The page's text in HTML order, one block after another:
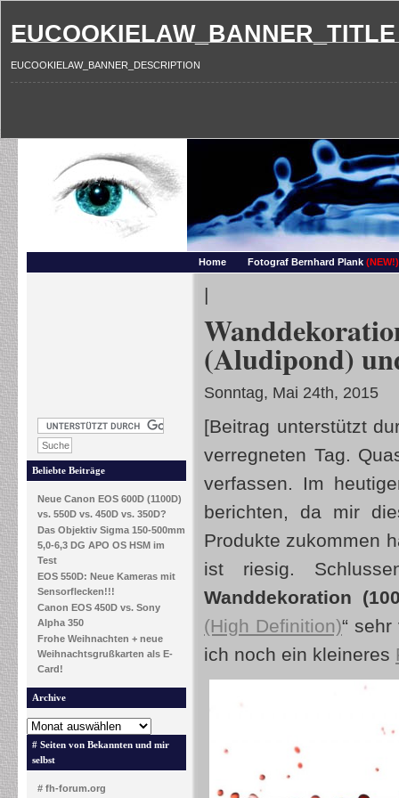
EUCOOKIELAW_BANNER_TITLE
EUCOOKIELAW_BANNER_DESCRIPTION
Home Fotograf Bernhard Plank (NEW!)
Beliebte Beiträge
Neue Canon EOS 600D (1100D)
vs. 550D vs. 450D vs. 350D?
Das Objektiv Sigma 150-500mm
5,0-6,3 DG APO OS HSM im
Test
EOS 550D: Neue Kameras mit
Sensorflecken!!!
Canon EOS 450D vs. Sony
Alpha 350
Frohe Weihnachten + neue
Weihnachtsgrußkarten als E-
Card!
Archive
# Seiten von Bekannten und mir
selbst
# fh-forum.org
|
(Aludipond)
Sonntag, Mai 24th, 2015
[Beitrag unterstützt
verregneten Tag.
verfassen. Im
berichten, da mir
Produkte zukommen
ist riesig.
Wanddekoration
(High Definition)“
ich noch ein kleineres